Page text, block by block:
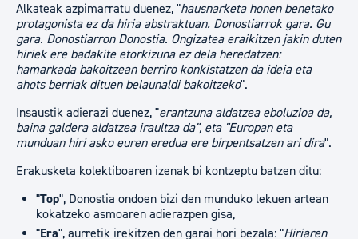
Alkateak azpimarratu duenez, "hausnarketa honen benetako
protagonista ez da hiria abstraktuan. Donostiarrok gara. Gu
gara. Donostiarron Donostia. Ongizatea eraikitzen jakin duten
hiriek ere badakite etorkizuna ez dela heredatzen:
hamarkada bakoitzean berriro konkistatzen da ideia eta
ahots berriak dituen belaunaldi bakoitzeko".
Insaustik adierazi duenez, "erantzuna aldatzea eboluzioa da,
baina galdera aldatzea iraultza da", eta "Europan eta
munduan hiri asko euren eredua ere birpentsatzen ari dira".
Erakusketa kolektiboaren izenak bi kontzeptu batzen ditu:
"Top", Donostia ondoen bizi den munduko lekuen artean
kokatzeko asmoaren adierazpen gisa,
"Era", aurretik irekitzen den garai hori bezala: "Hiriaren